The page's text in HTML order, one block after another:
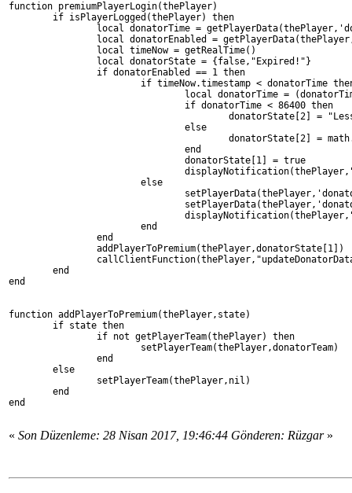
function premiumPlayerLogin(thePlayer)
	if isPlayerLogged(thePlayer) then
local donatorTime =
local donatorEnabled =
		local timeNow = getRealTime()
		local donatorState = {false,"Expired!"}
		if donatorEnabled == 1 then
if timeNow.timestamp < donatorTime
local donatorTime =
				if donatorTime < 86400 then
donatorState[2] =
				else
donatorState[2] =
				end
				donatorState[1] = true
			else
			end
		end
		addPlayerToPremium(thePlayer,donatorState[1])
	end
end
function addPlayerToPremium(thePlayer,state)
	if state then
		if not getPlayerTeam(thePlayer) then
			setPlayerTeam(thePlayer,donatorTeam)
		end
	else
		setPlayerTeam(thePlayer,nil)
	end
end
« Son Düzenleme: 28 Nisan 2017, 19:46:44 Gönderen: Rüzgar»